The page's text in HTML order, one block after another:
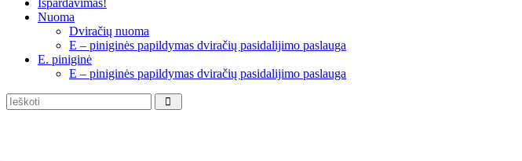
Išpardavimas!
Nuoma
Dviračių nuoma
E – piniginės papildymas dviračių pasidalijimo paslauga
E. piniginė
E – piniginės papildymas dviračių pasidalijimo paslauga